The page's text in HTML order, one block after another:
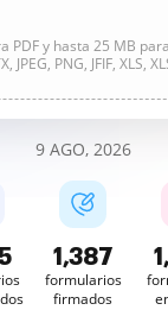
PDF y hasta 25 MB para
JPEG, PNG, JFIF, XLS,
9 AGO, 2026
1,387
formularios
firmados